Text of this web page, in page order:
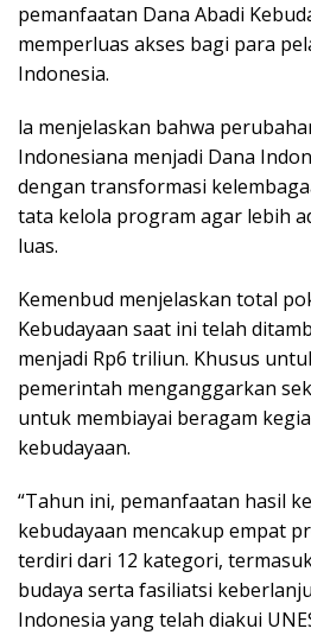
pemanfaatan Dana Abadi
memperluas akses bagi para
Indonesia.
la menjelaskan bahwa
Indonesiana menjadi Dana
dengan transformasi
tata kelola program agar lebih
luas.
Kemenbud menjelaskan total
Kebudayaan saat ini telah
menjadi Rp6 triliun. Khusus
pemerintah menganggarkan
untuk membiayai beragam
kebudayaan.
“Tahun ini, pemanfaatan hasil
kebudayaan mencakup empat
terdiri dari 12 kategori,
budaya serta fasiliatsi
Indonesia yang telah diakui